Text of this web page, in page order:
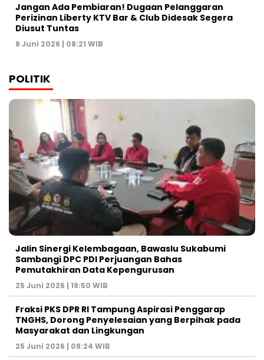
Jangan Ada Pembiaran! Dugaan Pelanggaran
Perizinan Liberty KTV Bar & Club Didesak Segera
Diusut Tuntas
8 Juni 2026 | 08:21 WIB
POLITIK
Jalin Sinergi Kelembagaan, Bawaslu Sukabumi
Sambangi DPC PDI Perjuangan Bahas
Pemutakhiran Data Kepengurusan
25 Juni 2026 | 19:50 WIB
‎Fraksi PKS DPR RI Tampung Aspirasi Penggarap
TNGHS, Dorong Penyelesaian yang Berpihak pada
Masyarakat dan Lingkungan‎
25 Juni 2026 | 09:24 WIB